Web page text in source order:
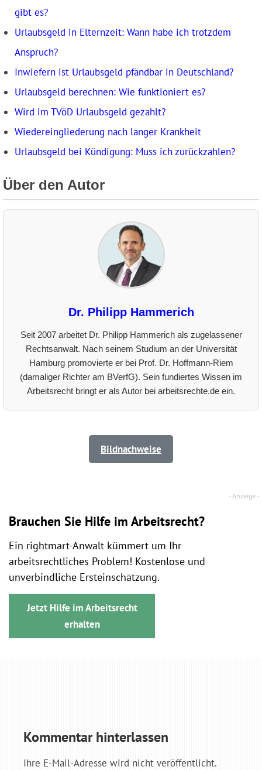
gibt es?
Urlaubsgeld in Elternzeit: Wann habe ich trotzdem
Anspruch?
Inwiefern ist Urlaubsgeld pfändbar in Deutschland?
Urlaubsgeld berechnen: Wie funktioniert es?
Wird im TVöD Urlaubsgeld gezahlt?
Wiedereingliederung nach langer Krankheit
Urlaubsgeld bei Kündigung: Muss ich zurückzahlen?
Über den Autor
Dr. Philipp Hammerich
Seit 2007 arbeitet Dr. Philipp Hammerich als zugelassener
Rechtsanwalt. Nach seinem Studium an der Universität
Hamburg promovierte er bei Prof. Dr. Hoffmann-Riem
(damaliger Richter am BVerfG). Sein fundiertes Wissen im
Arbeitsrecht bringt er als Autor bei arbeitsrechte.de ein.
Bildnachweise
Brauchen Sie Hilfe im Arbeitsrecht?
Ein rightmart-Anwalt kümmert um Ihr
arbeitsrechtliches Problem! Kostenlose und
unverbindliche Ersteinschätzung.
Jetzt Hilfe im Arbeitsrecht
erhalten
Kommentar hinterlassen
Ihre E-Mail-Adresse wird nicht veröffentlicht.